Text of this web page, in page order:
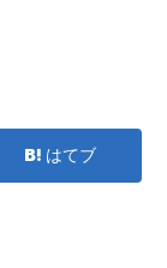
はてブ